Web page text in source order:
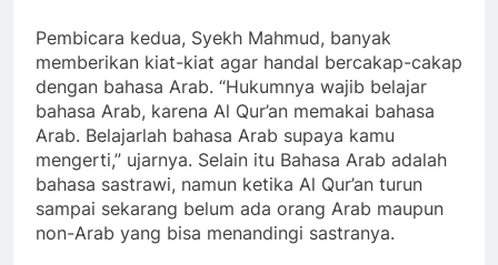
Pembicara kedua, Syekh Mahmud, banyak
memberikan kiat-kiat agar handal bercakap-cakap
dengan bahasa Arab. “Hukumnya wajib belajar
bahasa Arab, karena Al Qur’an memakai bahasa
Arab. Belajarlah bahasa Arab supaya kamu
mengerti,” ujarnya. Selain itu Bahasa Arab adalah
bahasa sastrawi, namun ketika Al Qur’an turun
sampai sekarang belum ada orang Arab maupun
non-Arab yang bisa menandingi sastranya.